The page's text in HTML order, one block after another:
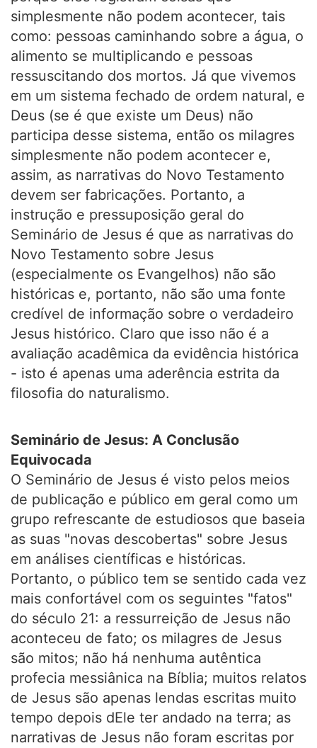
simplesmente não podem acontecer, tais
como: pessoas caminhando sobre a água, o
alimento se multiplicando e pessoas
ressuscitando dos mortos. Já que vivemos
em um sistema fechado de ordem natural, e
Deus (se é que existe um Deus) não
participa desse sistema, então os milagres
simplesmente não podem acontecer e,
assim, as narrativas do Novo Testamento
devem ser fabricações. Portanto, a
instrução e pressuposição geral do
Seminário de Jesus é que as narrativas do
Novo Testamento sobre Jesus
(especialmente os Evangelhos) não são
históricas e, portanto, não são uma fonte
credível de informação sobre o verdadeiro
Jesus histórico. Claro que isso não é a
avaliação acadêmica da evidência histórica
- isto é apenas uma aderência estrita da
filosofia do naturalismo.
Seminário de Jesus: A Conclusão
Equivocada
O Seminário de Jesus é visto pelos meios
de publicação e público em geral como um
grupo refrescante de estudiosos que baseia
as suas "novas descobertas" sobre Jesus
em análises científicas e históricas.
Portanto, o público tem se sentido cada vez
mais confortável com os seguintes "fatos"
do século 21: a ressurreição de Jesus não
aconteceu de fato; os milagres de Jesus
são mitos; não há nenhuma autêntica
profecia messiânica na Bíblia; muitos relatos
de Jesus são apenas lendas escritas muito
tempo depois dEle ter andado na terra; as
narrativas de Jesus não foram escritas por